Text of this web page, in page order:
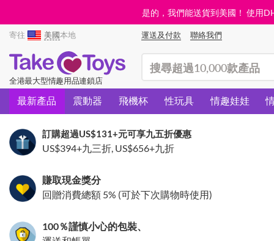
是的，我們能送貨到美國！ 使用
寄往 美國本地 運送及付款 聯絡我們
全港最大型情趣用品連鎖店
最新產品 震動器 飛機杯 性玩具 情趣娃娃
訂購超過US$131+元可享九五折優惠
US$394+九三折, US$656+九折
賺取現金獎分
回贈消費總額 5% (可於下次購物時使用)
100％謹慎小心的包裝、